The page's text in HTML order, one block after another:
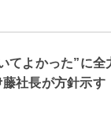
てよかった”に
社長が方針示す